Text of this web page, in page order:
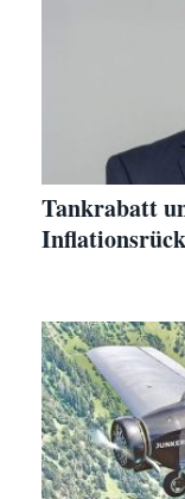
Tankrabatt